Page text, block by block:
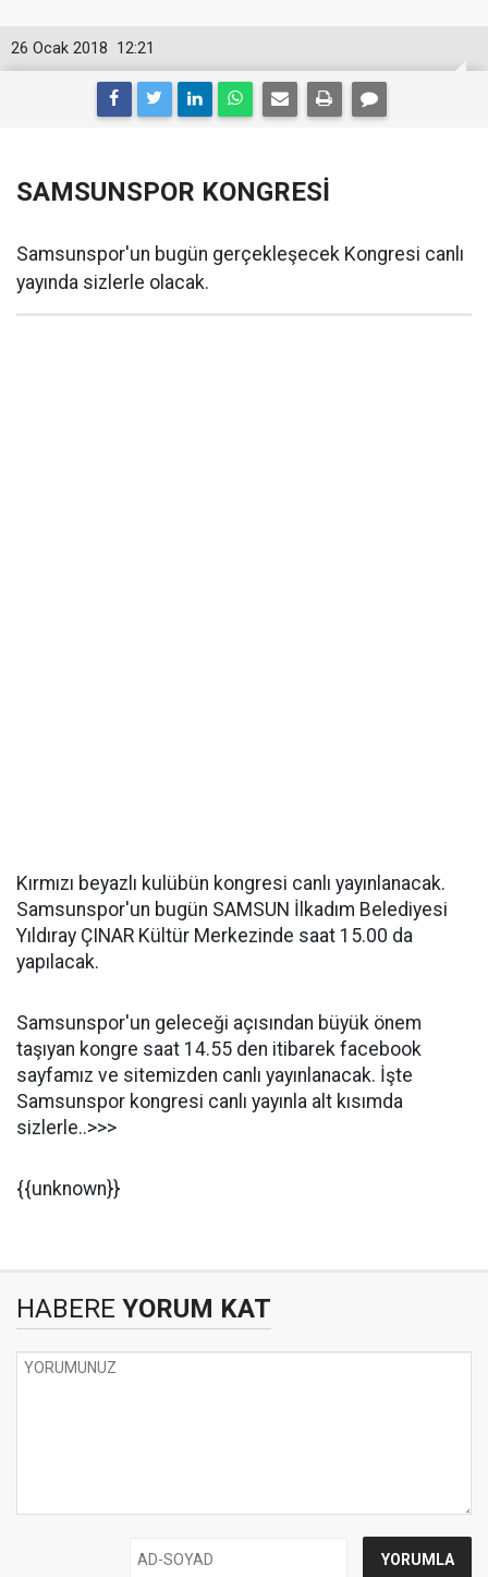
12:21
26 Ocak 2018
SAMSUNSPOR KONGRESİ
Samsunspor'un bugün gerçekleşecek Kongresi canlı
yayında sizlerle olacak.
Kırmızı beyazlı kulübün kongresi canlı yayınlanacak.
Samsunspor'un bugün SAMSUN İlkadım Belediyesi
Yıldıray ÇINAR Kültür Merkezinde saat 15.00 da
yapılacak.
Samsunspor'un geleceği açısından büyük önem
taşıyan kongre saat 14.55 den itibarek facebook
sayfamız ve sitemizden canlı yayınlanacak. İşte
Samsunspor kongresi canlı yayınla alt kısımda
sizlerle..>>>
{{unknown}}
HABERE YORUM KAT